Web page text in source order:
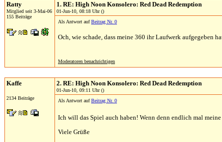
Ratty
Mitglied seit 3-Mai-06
155 Beiträge
1. RE: High Noon Konsolero: Red Dead Redemption
01-Jun-10, 08:18 Uhr ()
Als Antwort aufBeitrag Nr. 0
Och, wie schade, dass meine 360 ihr Laufwerk aufgegeben
Moderatoren benachrichtigen
Kaffe
2134 Beiträge
2. RE: High Noon Konsolero: Red Dead Redemption
01-Jun-10, 09:11 Uhr ()
Als Antwort aufBeitrag Nr. 0
Ich will das Spiel auch haben! Wenn denn endlich mal
Viele Grüße